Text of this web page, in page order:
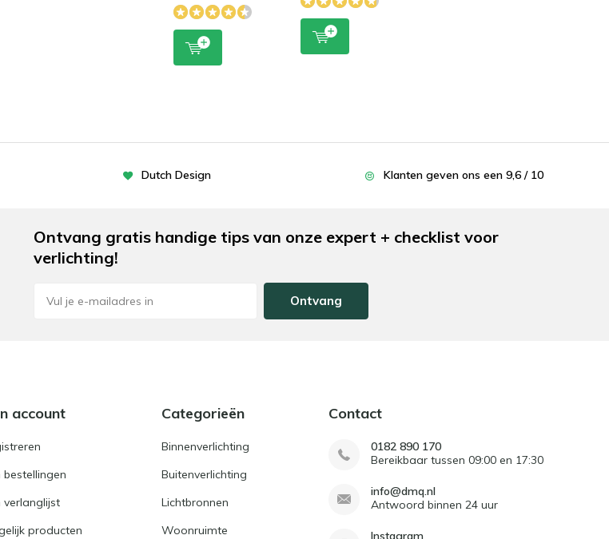
Dutch Design Klanten geven ons een 9,6 / 10
Ontvang gratis handige tips van onze expert + checklist voor
verlichting!
Ontvang
account
bestellingen
verlanglijst
producten
Categorieën
Binnenverlichting
Buitenverlichting
Lichtbronnen
Woonruimte
Contact
0182 890 170
Bereikbaar tussen 09:00 en 17:30
info@dmq.nl
Antwoord binnen 24 uur
Instagram